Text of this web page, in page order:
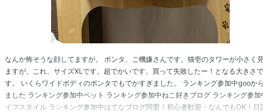
なんか怖そうな顔してますが。 ポンタ、ご機嫌さんです。猫壱のタワーが小さく見
ますが、これ、サイズXLです。超でかいです。買って失敗したー！となる大きさで
す。 いくらワイドボディのポンタでもでかすぎました。 ランキング参加中gooか
ました ランキング参加中ペット ランキング参加中ねこ好きブログ ランキング参加
イフスタイル ランキング参加中はてなブログ同盟！初心者歓迎・なんでもOK！日